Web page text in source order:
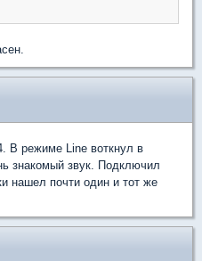
В режиме Line воткнул в
знакомый звук. Подключил
нашел почти один и тот же